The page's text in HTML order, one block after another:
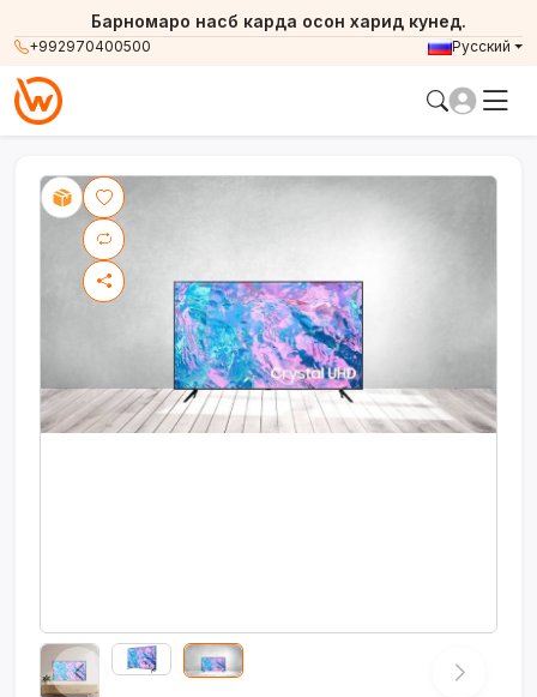
+992970400500
Барномаро насб карда осон харид кунед.
Русский